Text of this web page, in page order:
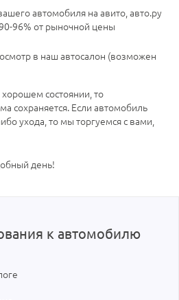
автомобиля на авито, авто.ру
96% от рыночной цены
в наш автосалон (возможен
состоянии, то
сохраняется. Если автомобиль
ухода, то мы торгуемся с вами,
день!
к автомобилю